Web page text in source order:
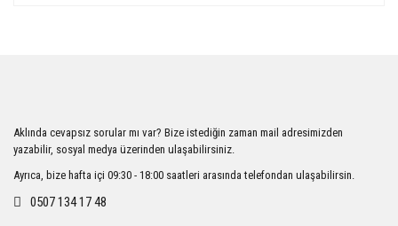
Ürün açıklamasında eksik bilgiler bulunuyor.
Ürün bilgilerinde hatalar bulunuyor.
Ürün fiyatı diğer sitelerden daha pahalı.
Aklında cevapsız sorular mı var? Bize istediğin zaman mail adresimizden
yazabilir, sosyal medya üzerinden ulaşabilirsiniz.
Ayrıca, bize hafta içi 09:30 - 18:00 saatleri arasında telefondan ulaşabilirsin.
0507 134 17 48